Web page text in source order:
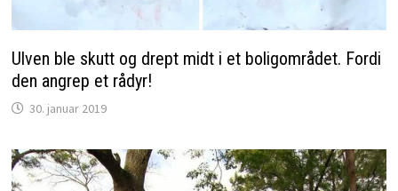
Ulven ble skutt og drept midt i et boligområdet. Fordi
den angrep et rådyr!
30. januar 2019